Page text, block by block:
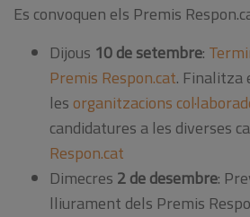
Es convoquen els Premis
Dijous 10 de setembre:
Premis Respon.cat. Finalitza
lesorganitzacions
candidatures a les diverses
Respon.cat
Dimecres 2 de desembre:
lliurament dels Premis